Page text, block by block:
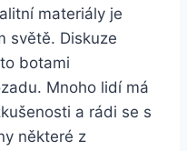
materiály je
světě. Diskuze
botami
Mnoho ⁣lidí má
a rádi se⁤ s
některé‌ z‍